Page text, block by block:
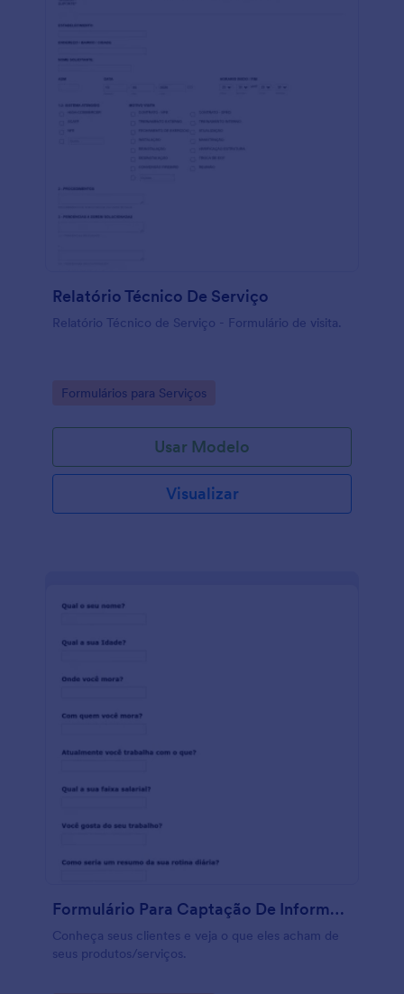
Relatório Técnico De Serviço
Relatório Técnico de Serviço - Formulário de visita.
Go to Category:
Formulários para Serviços
Usar Modelo
Visualizar
Formulário Para Captação De Informações De Compradores
Conheça seus clientes e veja o que eles acham de
seus produtos/serviços.